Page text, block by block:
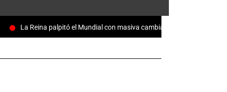
La Reina palpitó el Mundial con masiva cambiatón familiar